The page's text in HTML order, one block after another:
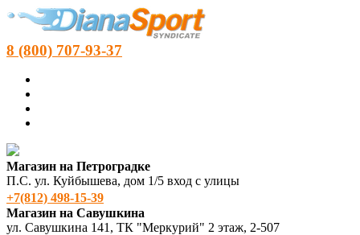
8 (800) 707-93-37
Магазин на Петроградке
П.С. ул. Куйбышева, дом 1/5 вход с улицы
+7(812) 498‑15-39
Магазин на Савушкина
ул. Савушкина 141, ТК "Меркурий" 2 этаж, 2-507